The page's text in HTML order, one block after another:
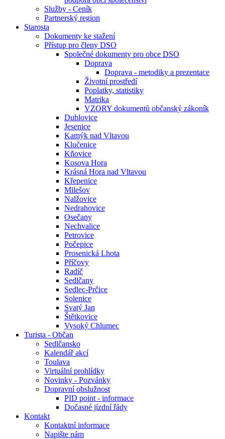
Služby - Ceník
Partnerský region
Starosta
Dokumenty ke stažení
Přístup pro členy DSO
Společné dokumenty pro obce DSO
Doprava
Doprava - metodiky a prezentace
Životní prostředí
Poplatky, statistiky
Matrika
VZORY dokumentů občanský zákoník
Dublovice
Jesenice
Kamýk nad Vltavou
Klučenice
Kňovice
Kosova Hora
Krásná Hora nad Vltavou
Křepenice
Milešov
Nalžovice
Nedrahovice
Osečany
Nechvalice
Petrovice
Počepice
Prosenická Lhota
Příčovy
Radíč
Sedlčany
Sedlec-Prčice
Solenice
Svatý Jan
Štětkovice
Vysoký Chlumec
Turista - Občan
Sedlčansko
Kalendář akcí
Toulava
Virtuální prohlídky
Novinky - Pozvánky
Dopravní obslužnost
PID point - informace
Dočasné jízdní řády
Kontakt
Kontaktní informace
Napište nám